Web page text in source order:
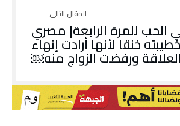
الحب للمرة الرابعة| مصري
خنقا لأنها أرادت إنهاء
العلاقة ورفضت الزواج منه￼